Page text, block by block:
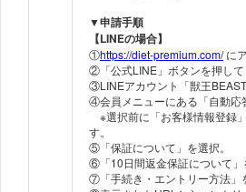
▼申請手順
【LINEの場合】
①https://diet-premium.com/に
②「公式LINE」ボタンを押して
③LINEアカウント「獣王BEAST
④会員メニューにある「自動応
※選択前に「お客様情報登録
す。
⑤「保証について」を選択。
⑥「10日間返金保証について」
⑦「手続き・エントリー方法」